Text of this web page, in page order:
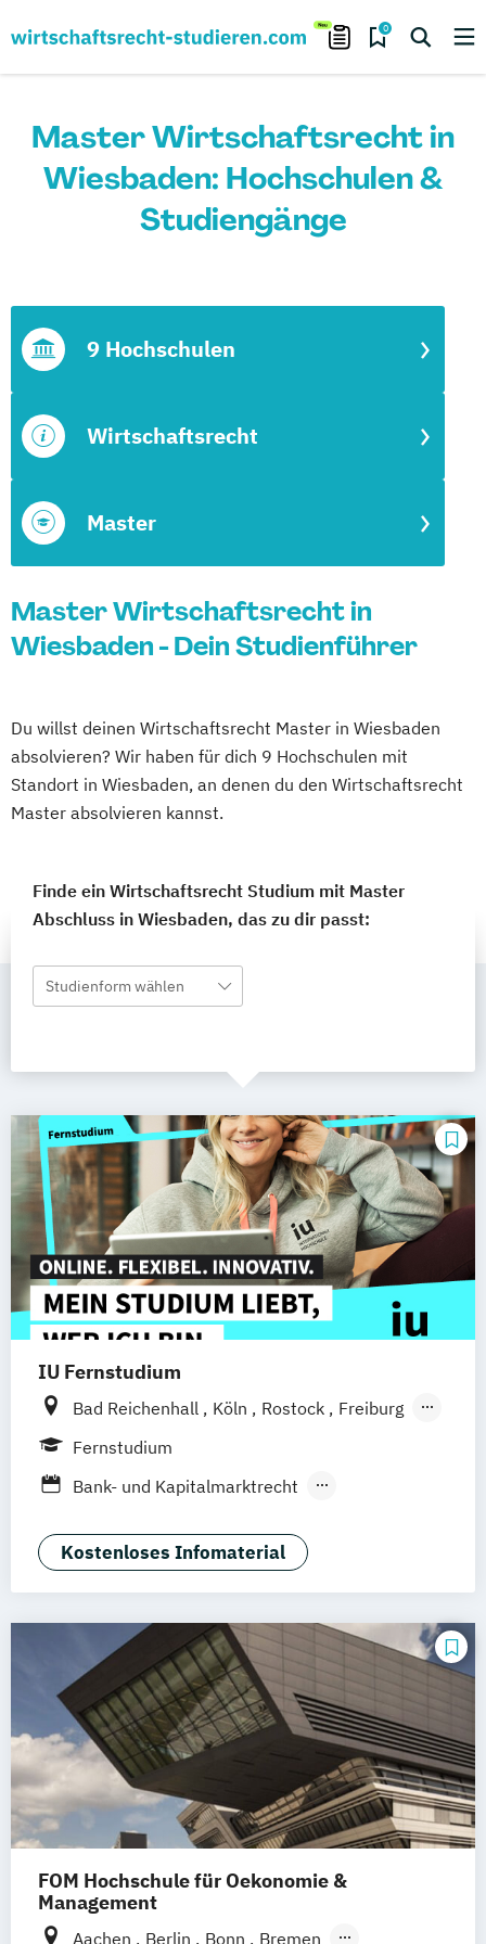
0
Master Wirtschaftsrecht in
Wiesbaden: Hochschulen &
Studiengänge
Master
Wirtschaftsrecht
9 Hochschulen
Master Wirtschaftsrecht in
Wiesbaden - Dein Studienführer
Du willst deinen Wirtschaftsrecht Master in Wiesbaden
absolvieren? Wir haben für dich 9 Hochschulen mit
Standort in Wiesbaden, an denen du den Wirtschaftsrecht
Master absolvieren kannst.
Finde ein Wirtschaftsrecht Studium mit Master
Abschluss in Wiesbaden, das zu dir passt:
Studienform wählen
IU Fernstudium
Bad Reichenhall Köln Rostock
Freiburg
Kiel
Frankfurt am Main
Deggendorf Karlsruhe Kassel
Oberhausen Offenbach Saarbrücken
Neu-Ulm Graz Innsbruck Wien
Augsburg Freising Friedrichshafen
Klagenfurt Magdeburg Münster Trier
Würzburg
Chemnitz
deutschlandweit
Fernstudium
Bank- und Kapitalmarktrecht
Kostenloses Infomaterial
FOM Hochschule für Oekonomie &
Management
Aachen Berlin Bonn
Bremen